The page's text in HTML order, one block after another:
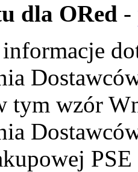
dla ORed -
informacje
tym wzór
PSE